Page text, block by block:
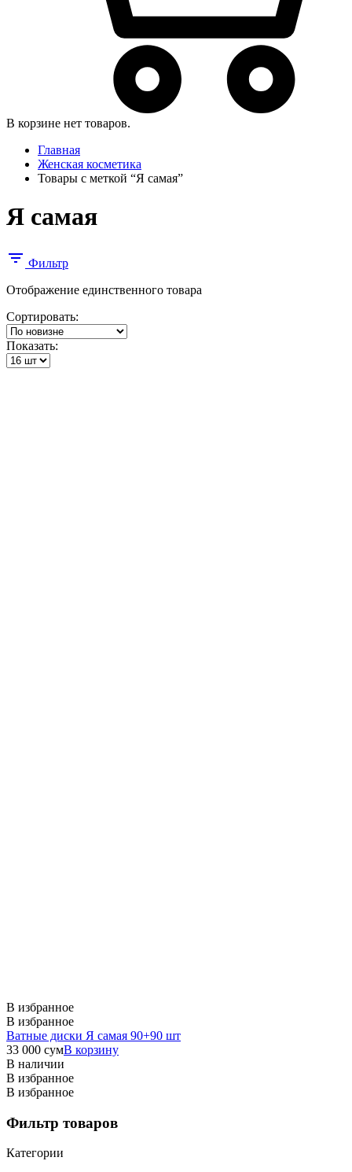
В корзине нет товаров.
Главная
Женская косметика
Товары с меткой “Я самая”
Я самая
Фильтр
Отображение единственного товара
Сортировать:
Показать:
В избранное
В избранное
Ватные диски Я самая 90+90 шт
33 000 сумВ корзину
В наличии
В избранное
В избранное
Фильтр товаров
Категории